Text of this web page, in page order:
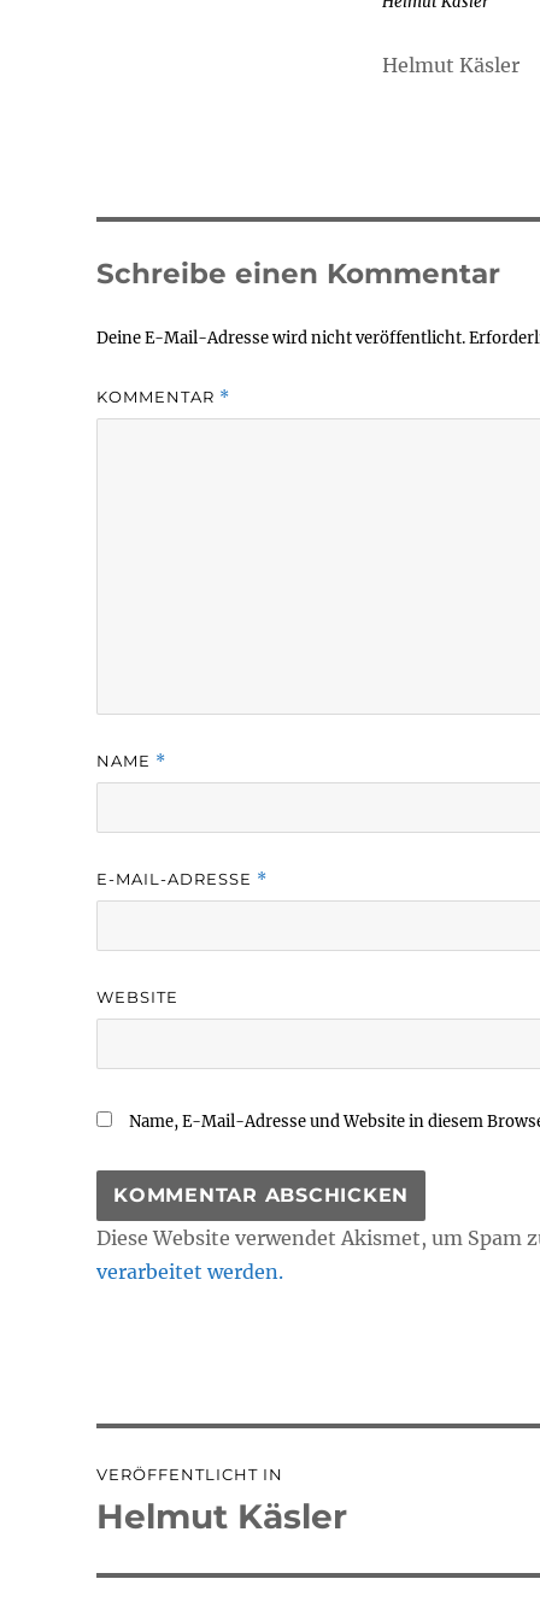
Helmut Käsler
Schreibe einen Kommentar
Deine E-Mail-Adresse wird nicht veröffentlicht.
KOMMENTAR *
NAME *
E-MAIL-ADRESSE *
WEBSITE
Name, E-Mail-Adresse und Website in diesem
Diese Website verwendet Akismet, um Spam
verarbeitet werden.
VERÖFFENTLICHT IN
Helmut Käsler